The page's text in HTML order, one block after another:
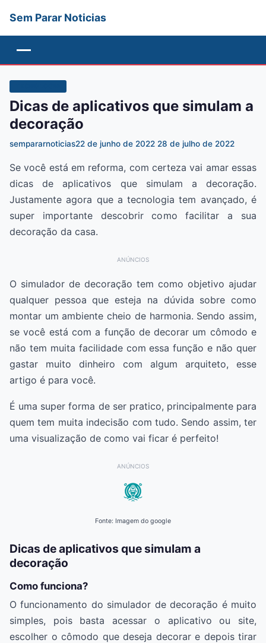
Sem Parar Noticias
Dicas de aplicativos que simulam a
decoração
sempararnoticias22 de junho de 2022 28 de julho de 2022
Se você está em reforma, com certeza vai amar essas
dicas de aplicativos que simulam a decoração.
Justamente agora que a tecnologia tem avançado, é
super importante descobrir como facilitar a sua
decoração da casa.
ANÚNCIOS
O simulador de decoração tem como objetivo ajudar
qualquer pessoa que esteja na dúvida sobre como
montar um ambiente cheio de harmonia. Sendo assim,
se você está com a função de decorar um cômodo e
não tem muita facilidade com essa função e não quer
gastar muito dinheiro com algum arquiteto, esse
artigo é para você.
É uma super forma de ser pratico, principalmente para
quem tem muita indecisão com tudo. Sendo assim, ter
uma visualização de como vai ficar é perfeito!
ANÚNCIOS
Fonte: Imagem do google
Dicas de aplicativos que simulam a
decoração
Como funciona?
O funcionamento do simulador de decoração é muito
simples, pois basta acessar o aplicativo ou site,
escolher o cômodo que deseja decorar e depois tirar